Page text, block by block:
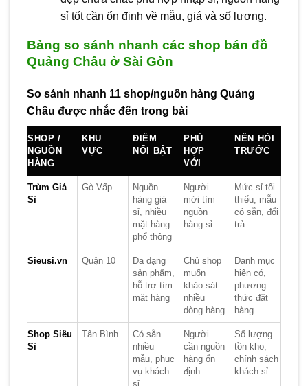
sỉ tốt cần ổn định về mẫu, giá và số lượng.
Bảng so sánh nhanh các shop bán đồ
Quảng Châu ở Sài Gòn
So sánh nhanh 11 shop/nguồn hàng Quảng
Châu được nhắc đến trong bài
SHOP /
NGUỒN
HÀNG
KHU
VỰC
ĐIỂM
NỔI BẬT
PHÙ
HỢP
VỚI
NÊN HỎI
TRƯỚC
Trùm Giá
Sỉ
Gò Vấp
Nguồn
hàng giá
sỉ, nhiều
mặt hàng
phổ thông
Người
mới tìm
nguồn
hàng sỉ
Mức sỉ tối
thiểu, mẫu
có sẵn, đổi
trả
Sieusi.vn Quận 10
Đa dạng
sản phẩm,
hỗ trợ tìm
mặt hàng
Chủ shop
muốn
khảo sát
nhiều
dòng hàng
Danh mục
hiện có,
phương
thức đặt
hàng
Shop Siêu
Sỉ
Tân Bình
Có sẵn
nhiều
mẫu, phục
vụ khách
sỉ
Người
cần nguồn
hàng ổn
định
Số lượng
tồn kho,
chính sách
khách sỉ